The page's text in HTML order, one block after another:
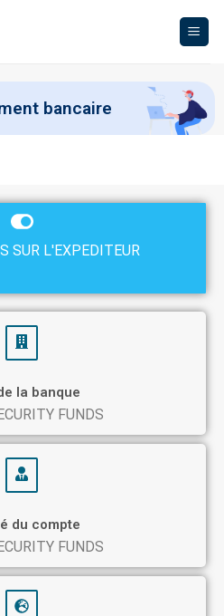
bancaire
SUR L'EXPEDITEUR
la banque
FUNDS
du compte
FUNDS